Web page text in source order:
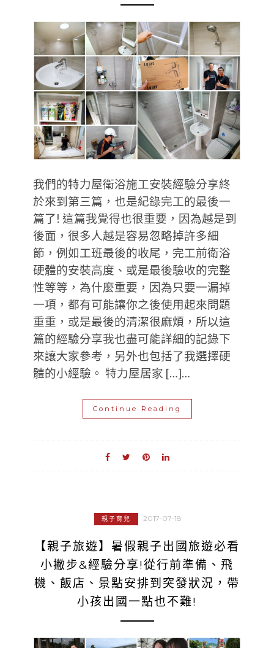
我們的特力屋衛浴施工安裝經驗分享終
於來到第三篇，也是紀錄完工的最後一
篇了! 這篇我覺得也很重要，因為越是到
後面，很多人越是容易忽略掉許多細
節，例如工班最後的收尾，完工前衛浴
硬體的安裝高度、或是最後驗收的完整
性等等，為什麼重要，因為只要一漏掉
一項，都有可能讓你之後使用起來問題
重重，或是最後的清潔很麻煩，所以這
篇的經驗分享我也盡可能詳細的記錄下
來讓大家參考，另外也包括了我選擇硬
體的小經驗。 特力屋居家 […]…
Continue Reading
親子育兒 2017-07-18
【親子旅遊】暑假親子出國旅遊必看
小撇步&經驗分享!從行前準備、飛
機、飯店、景點安排到突發狀況，帶
小孩出國一點也不難!